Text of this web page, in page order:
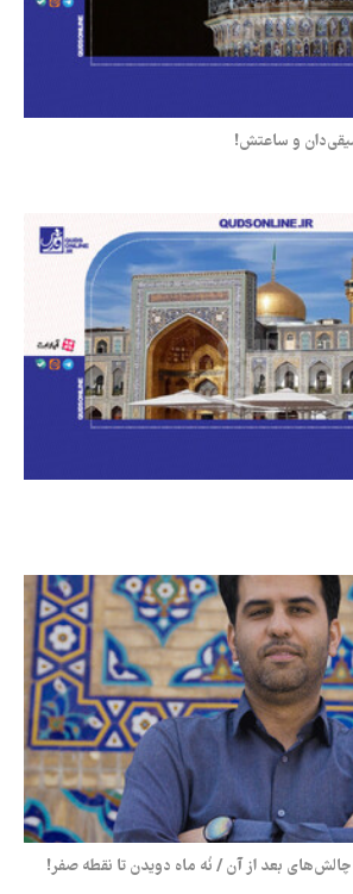
و ساعتش!
بعد از آن / نُه ماه دویدن تا نقطه صفر!